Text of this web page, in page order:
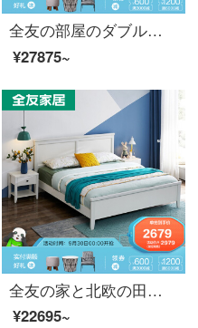
全友の部屋のダブルベッド現代簡単ベッド北欧ベッドルームの家具の結婚ベッドのフレームワークシーツの水曲柳の実の木のフレームワークの大きいベッド123603フレームのベッド+マットレス*2+10511マットレス1800*2000
¥27875~
全友の家と北欧の田園のシングルベッドは1.5メートル1.8メートルの木のフレームワークのベッドルームの家具のクヌギの紋様のベッド125801 1.8ベッド+マットレス*1+105069マットレス
¥22695~